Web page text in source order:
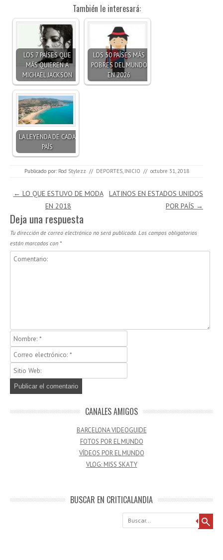
También le interesará:
LOS 7 PAÍSES QUE
MÁS QUIEREN A
MICHAEL JACKSON
LOS 50 PAÍSES MÁS
POBRES DEL MUNDO
EN 2026
LA LEYENDA DE CADA
PAÍS
Publicado por: Rod Stylezz // DEPORTES, INICIO // octubre 31, 2018
Navegación de entradas
← LO QUE ESTUVO DE MODA
EN 2018
LATINOS EN ESTADOS UNIDOS
POR PAÍS →
Deja una respuesta
Tu dirección de correo electrónico no será publicada. Los campos obligatorios
están marcados con *
CANALES AMIGOS
BARCELONA VIDEOGUIDE
FOTOS POR EL MUNDO
VÍDEOS POR EL MUNDO
VLOG: MISS SKATY
BUSCAR EN CRITICALANDIA
Buscar